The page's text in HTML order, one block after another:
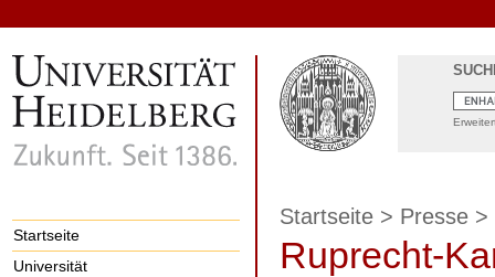
Startseite
Universität
Startseite > Presse >
Ruprecht-